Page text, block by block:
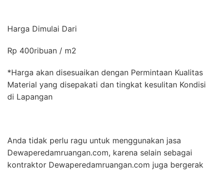
Harga Dimulai Dari
Rp 400ribuan / m2
*Harga akan disesuaikan dengan Permintaan Kualitas
Material yang disepakati dan tingkat kesulitan Kondisi
di Lapangan
Anda tidak perlu ragu untuk menggunakan jasa
Dewaperedamruangan.com, karena selain sebagai
kontraktor Dewaperedamruangan.com juga bergerak